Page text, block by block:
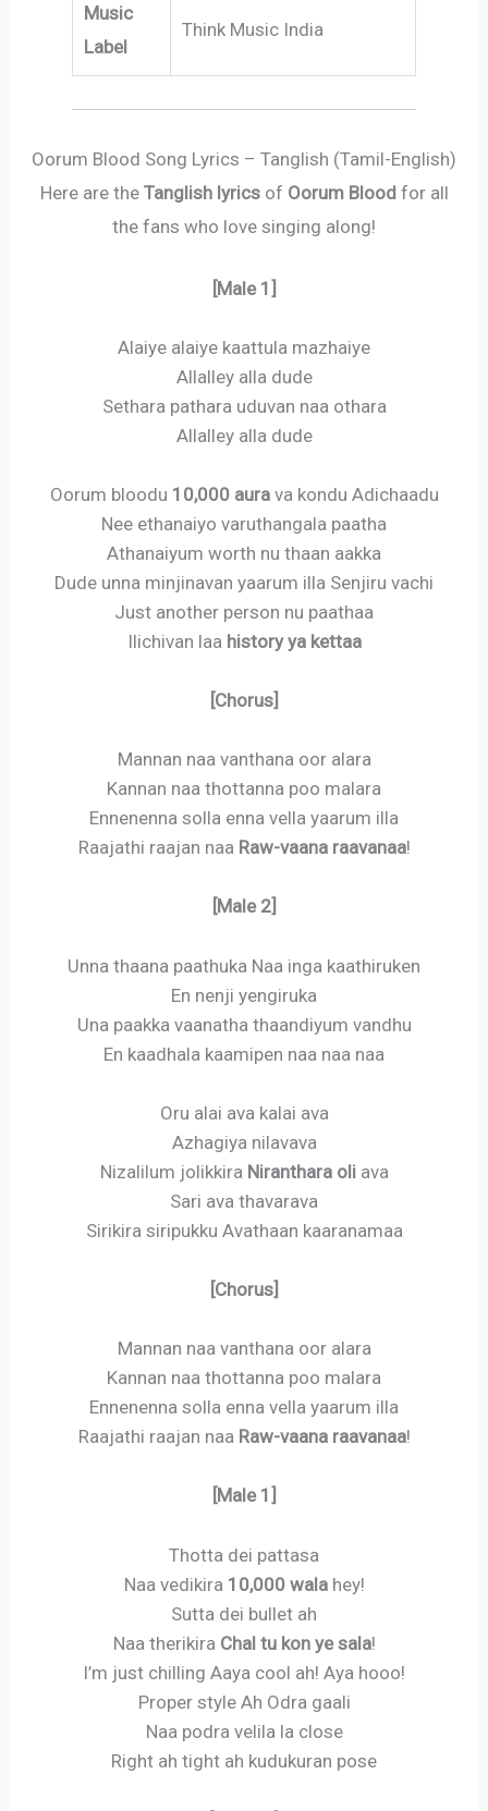
Music
Label
Think Music India
Oorum Blood Song Lyrics – Tanglish (Tamil-English)
Here are the Tanglish lyricsof Oorum Blood for all
the fans who love singing along!
[Male 1]
Alaiye alaiye kaattula mazhaiye
Allalley alla dude
Sethara pathara uduvan naa othara
Allalley alla dude
Oorum bloodu 10,000 aurava kondu Adichaadu
Nee ethanaiyo varuthangala paatha
Athanaiyum worth nu thaan aakka
Dude unna minjinavan yaarum illa Senjiru vachi
Just another person nu paathaa
Ilichivan laa history ya kettaa
[Chorus]
Mannan naa vanthana oor alara
Kannan naa thottanna poo malara
Ennenenna solla enna vella yaarum illa
Raajathi raajan naa Raw-vaana raavanaa!
[Male 2]
Unna thaana paathuka Naa inga kaathiruken
En nenji yengiruka
Una paakka vaanatha thaandiyum vandhu
En kaadhala kaamipen naa naa naa
Oru alai ava kalai ava
Azhagiya nilavava
Nizalilum jolikkira Niranthara oliava
Sari ava thavarava
Sirikira siripukku Avathaan kaaranamaa
[Chorus]
Mannan naa vanthana oor alara
Kannan naa thottanna poo malara
Ennenenna solla enna vella yaarum illa
Raajathi raajan naa Raw-vaana raavanaa!
[Male 1]
Thotta dei pattasa
Naa vedikira 10,000 walahey!
Sutta dei bullet ah
Naa therikira Chal tu kon ye sala!
I’m just chilling Aaya cool ah! Aya hooo!
Proper style Ah Odra gaali
Naa podra velila la close
Right ah tight ah kudukuran pose